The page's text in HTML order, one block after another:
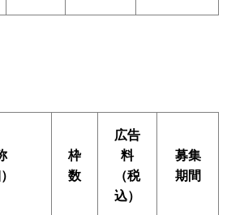
枠
数
広告
料
（税
込）
募集
期間